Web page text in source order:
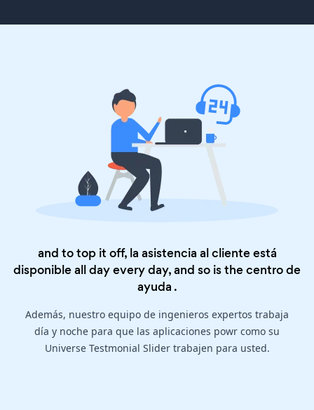
and to top it off, la asistencia al cliente está
disponible all day every day, and so is thecentro de
ayuda .
Además, nuestro equipo de ingenieros expertos trabaja
día y noche para que las aplicaciones powr como su
Universe Testmonial Slider trabajen para usted.